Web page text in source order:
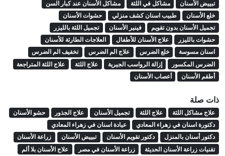
تبييض الأسنان
مشاكل في اللثة
مشاكل الأسنان عند كبار السن
خلع الأسنان
طبيب اسنان كشف منزلي
حشوات الأسنان
تجميل الأسنان بدون تقويم
فينير الأسنان
تجميل اللثة بالليزر
حشوات بالليزر
علاج الأسنان للأطفال
العلاجات الطارئة للأسنان
اسنان مسوسة
خلع الضرس علاج الم الضرس
تخفيف الم الضرس
الضرس المكسور
إزالة الرواسب الجيرية علاج اللثة
علاج اللثة المتراجعة
أطقم الأسنان
أعصاب الأسنان
ذات صلة
علاج مشاكل اللثة علاج اللثة تجميل الأسنان علاج الجذور
حشو الأسنان
دكتورة اسنان في زهراء المعادي
عيادة اسنان في زهراء المعادي
دكتور أسنان بالمنزل
دكتور تقويم الأسنان تبييض الأسنان
زراعة الأسنان
تقنيات زراعة الأسنان الحديثة
زراعة الأسنان في مصر
علاج الأسنان بلا ألم